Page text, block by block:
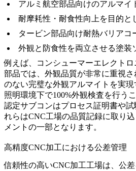
アルミ航空部品向けのアルマイ
耐摩耗性・耐食性向上を目的と
タービン部品向け耐熱バリアコ
外観と防食性を両立させる塗装
例えば、
コンシューマーエレクト
部品では、外観品質が非常に重視
のない完璧な外観アルマイトを実
照明環境下で100%外観検査を行う
認定サブコンはプロセス証明書や
れらはCNC工場の品質記録に取り
メントの一部となります。
高精度CNC加工における公差管理
信頼性の高いCNC加工工場は、公